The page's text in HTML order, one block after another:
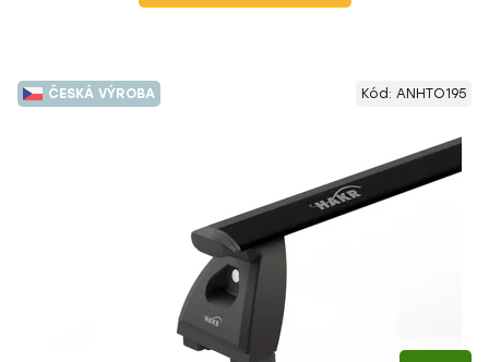
ČESKÁ VÝROBA Kód: ANHTO195